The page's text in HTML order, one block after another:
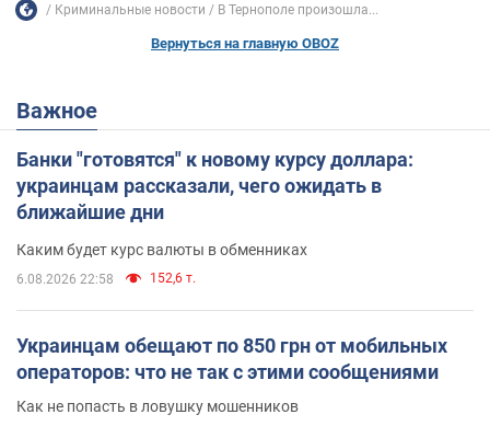
Криминальные новости В Тернополе произошла...
Вернуться на главную OBOZ
Важное
Банки "готовятся" к новому курсу доллара:
украинцам рассказали, чего ожидать в
ближайшие дни
Каким будет курс валюты в обменниках
6.08.2026 22:58 152,6 т.
Украинцам обещают по 850 грн от мобильных
операторов: что не так с этими сообщениями
Как не попасть в ловушку мошенников